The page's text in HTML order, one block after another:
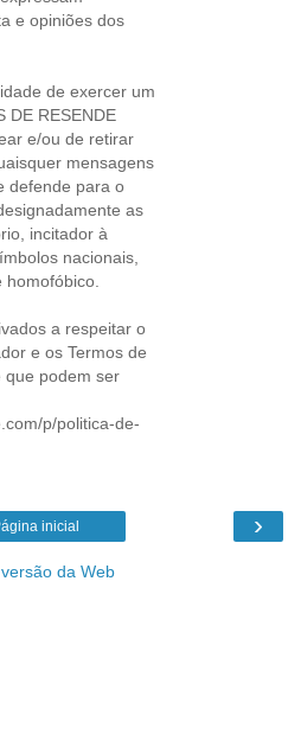
e opiniões dos
de exercer um
DE RESENDE
e/ou de retirar
mensagens
defende para o
as
incitador à
nacionais,
a respeitar o
e os Termos de
que podem ser
p/politica-de-
›
inicial
da Web